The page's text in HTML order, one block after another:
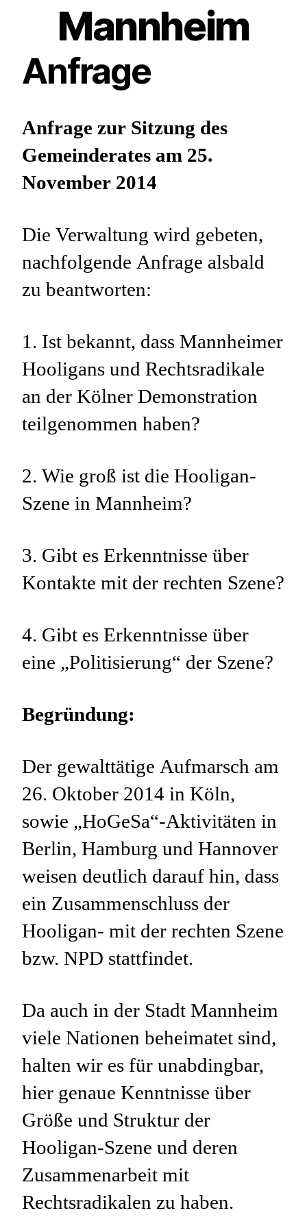
Mannheim
Anfrage
Anfrage zur Sitzung des
Gemeinderates am 25.
November 2014
Die Verwaltung wird gebeten,
nachfolgende Anfrage alsbald
zu beantworten:
1. Ist bekannt, dass Mannheimer
Hooligans und Rechtsradikale
an der Kölner Demonstration
teilgenommen haben?
2. Wie groß ist die Hooligan-
Szene in Mannheim?
3. Gibt es Erkenntnisse über
Kontakte mit der rechten Szene?
4. Gibt es Erkenntnisse über
eine „Politisierung“ der Szene?
Begründung:
Der gewalttätige Aufmarsch am
26. Oktober 2014 in Köln,
sowie „HoGeSa“-Aktivitäten in
Berlin, Hamburg und Hannover
weisen deutlich darauf hin, dass
ein Zusammenschluss der
Hooligan- mit der rechten Szene
bzw. NPD stattfindet.
Da auch in der Stadt Mannheim
viele Nationen beheimatet sind,
halten wir es für unabdingbar,
hier genaue Kenntnisse über
Größe und Struktur der
Hooligan-Szene und deren
Zusammenarbeit mit
Rechtsradikalen zu haben.